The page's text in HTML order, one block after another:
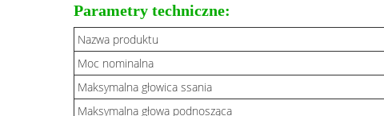
Parametry techniczne:
Nazwa produktu
Moc nominalna
Maksymalna głowica ssania
Maksymalna głowa podnosząca